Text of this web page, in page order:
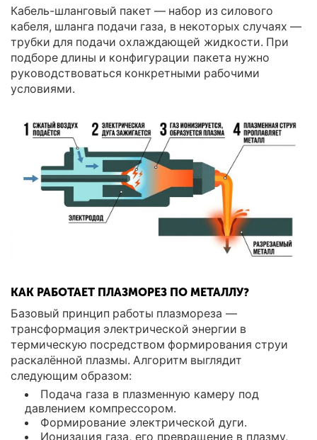
Кабель-шланговый пакет — набор из силового
кабеля, шланга подачи газа, в некоторых случаях —
трубки для подачи охлаждающей жидкости. При
подборе длины и конфигурации пакета нужно
руководствоваться конкретными рабочими
условиями.
КАК РАБОТАЕТ ПЛАЗМОРЕЗ ПО МЕТАЛЛУ?
Базовый принцип работы плазмореза —
трансформация электрической энергии в
термическую посредством формирования струи
раскалённой плазмы. Алгоритм выглядит
следующим образом:
Подача газа в плазменную камеру под
давлением компрессором.
Формирование электрической дуги.
Ионизация газа, его превращение в плазму,